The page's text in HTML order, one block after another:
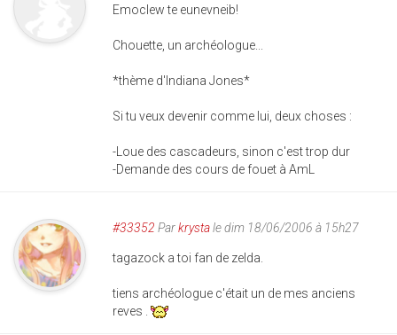
Emoclew te eunevneib!
Chouette, un archéologue...
*thème d'Indiana Jones*
Si tu veux devenir comme lui, deux choses :
-Loue des cascadeurs, sinon c'est trop dur
-Demande des cours de fouet à AmL
#33352 Parkrystale dim 18/06/2006 à 15h27
tagazock a toi fan de zelda.
tiens archéologue c'était un de mes anciens
reves .